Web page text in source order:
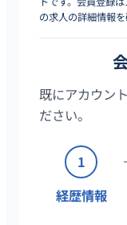
の求人の詳細情報
既にアカウン
ださい。
1
経歴情報